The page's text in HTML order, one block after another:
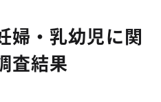
婦・乳幼児に関
査結果